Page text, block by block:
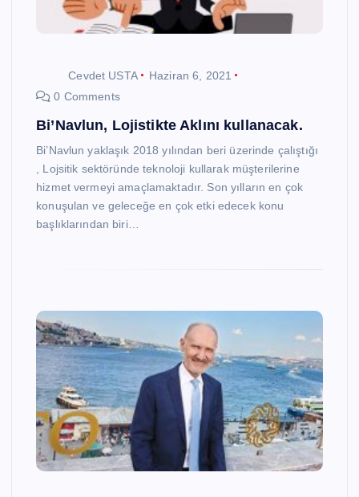
Cevdet USTA
Haziran 6, 2021
0 Comments
Bi’Navlun, Lojistikte Aklını kullanacak.
Bi’Navlun yaklaşık 2018 yılından beri üzerinde çalıştığı
, Lojsitik sektöründe teknoloji kullarak müşterilerine
hizmet vermeyi amaçlamaktadır. Son yılların en çok
konuşulan ve geleceğe en çok etki edecek konu
başlıklarından biri…